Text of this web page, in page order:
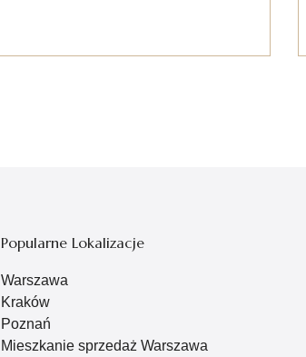
Popularne Lokalizacje
Warszawa
Kraków
Poznań
Mieszkanie sprzedaż Warszawa